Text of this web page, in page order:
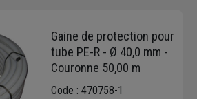
Gaine de protection pour
tube PE-R - Ø 40,0 mm -
Couronne 50,00 m
Code : 470758-1